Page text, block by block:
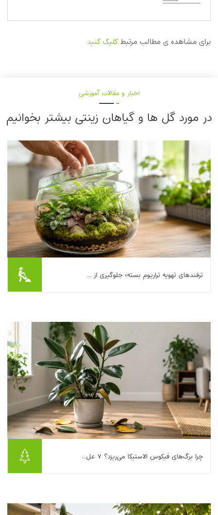
برای مشاهده ی مطالب مرتبطکلیک کنید
اخبار و مقالات آموزشی
در مورد گل ها و گیاهان زینتی بیشتر بخوانیم
تراریوم بسته قرار است یک «اکوسیستم کوچک و خودگردان» باشد؛ اما
بیشتر بخوانیم ...
ترفندهای تهویه تراریوم بسته؛ جلوگیری از ...
فیکوس الاستیکا (Rubber Plant) از آن گیاه‌های آپارتمانی محبوبی
چرا برگ‌های فیکوس الاستیکا می‌ریزد؟ ۷ عل...